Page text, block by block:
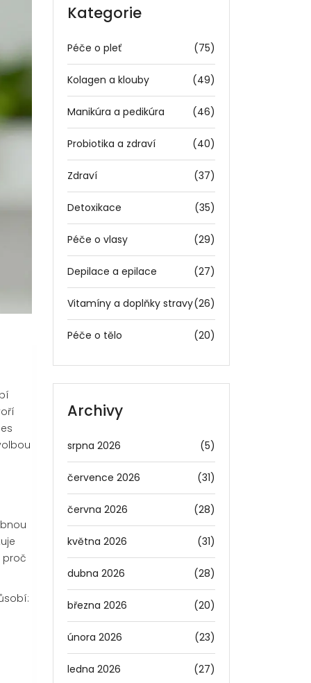
proč
Kategorie
Péče o pleť (75)
Kolagen a klouby (49)
Manikúra a pedikúra (46)
Probiotika a zdraví (40)
Zdraví (37)
Detoxikace (35)
Péče o vlasy (29)
Depilace a epilace (27)
Vitamíny a doplňky stravy(26)
Péče o tělo (20)
Archivy
srpna 2026 (5)
července 2026 (31)
června 2026 (28)
května 2026 (31)
dubna 2026 (28)
března 2026 (20)
února 2026 (23)
ledna 2026 (27)